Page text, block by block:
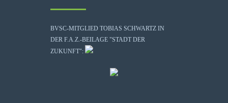
BVSC-MITGLIED TOBIAS SCHWARTZ IN
DER F.A.Z.-BEILAGE "STADT DER
ZUKUNFT":